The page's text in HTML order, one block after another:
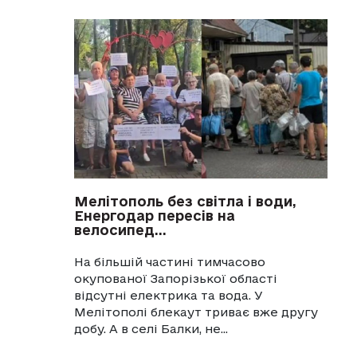
Мелітополь без світла і води,
Енергодар пересів на
велосипед...
На більшій частині тимчасово
окупованої Запорізької області
відсутні електрика та вода. У
Мелітополі блекаут триває вже другу
добу. А в селі Балки, не...